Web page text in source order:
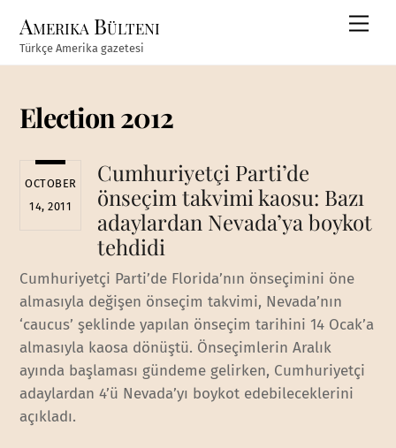
content
Amerika Bülteni
Türkçe Amerika gazetesi
Election 2012
OCTOBER
14, 2011
Cumhuriyetçi Parti’de
önseçim takvimi kaosu: Bazı
adaylardan Nevada’ya boykot
tehdidi
Cumhuriyetçi Parti’de Florida’nın önseçimini öne
almasıyla değişen önseçim takvimi, Nevada’nın
‘caucus’ şeklinde yapılan önseçim tarihini 14 Ocak’a
almasıyla kaosa dönüştü. Önseçimlerin Aralık
ayında başlaması gündeme gelirken, Cumhuriyetçi
adaylardan 4’ü Nevada’yı boykot edebileceklerini
açıkladı.